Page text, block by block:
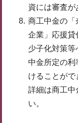
資には審査が
商工中金の「
企業」応援貸
少子化対策等
中金所定の利
けることがで
詳細は商工中
い。